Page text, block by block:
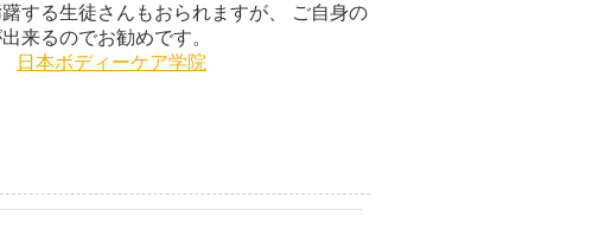
する生徒さんもおられますが、 ご自身の
来るのでお勧めです。
日本ボディーケア学院